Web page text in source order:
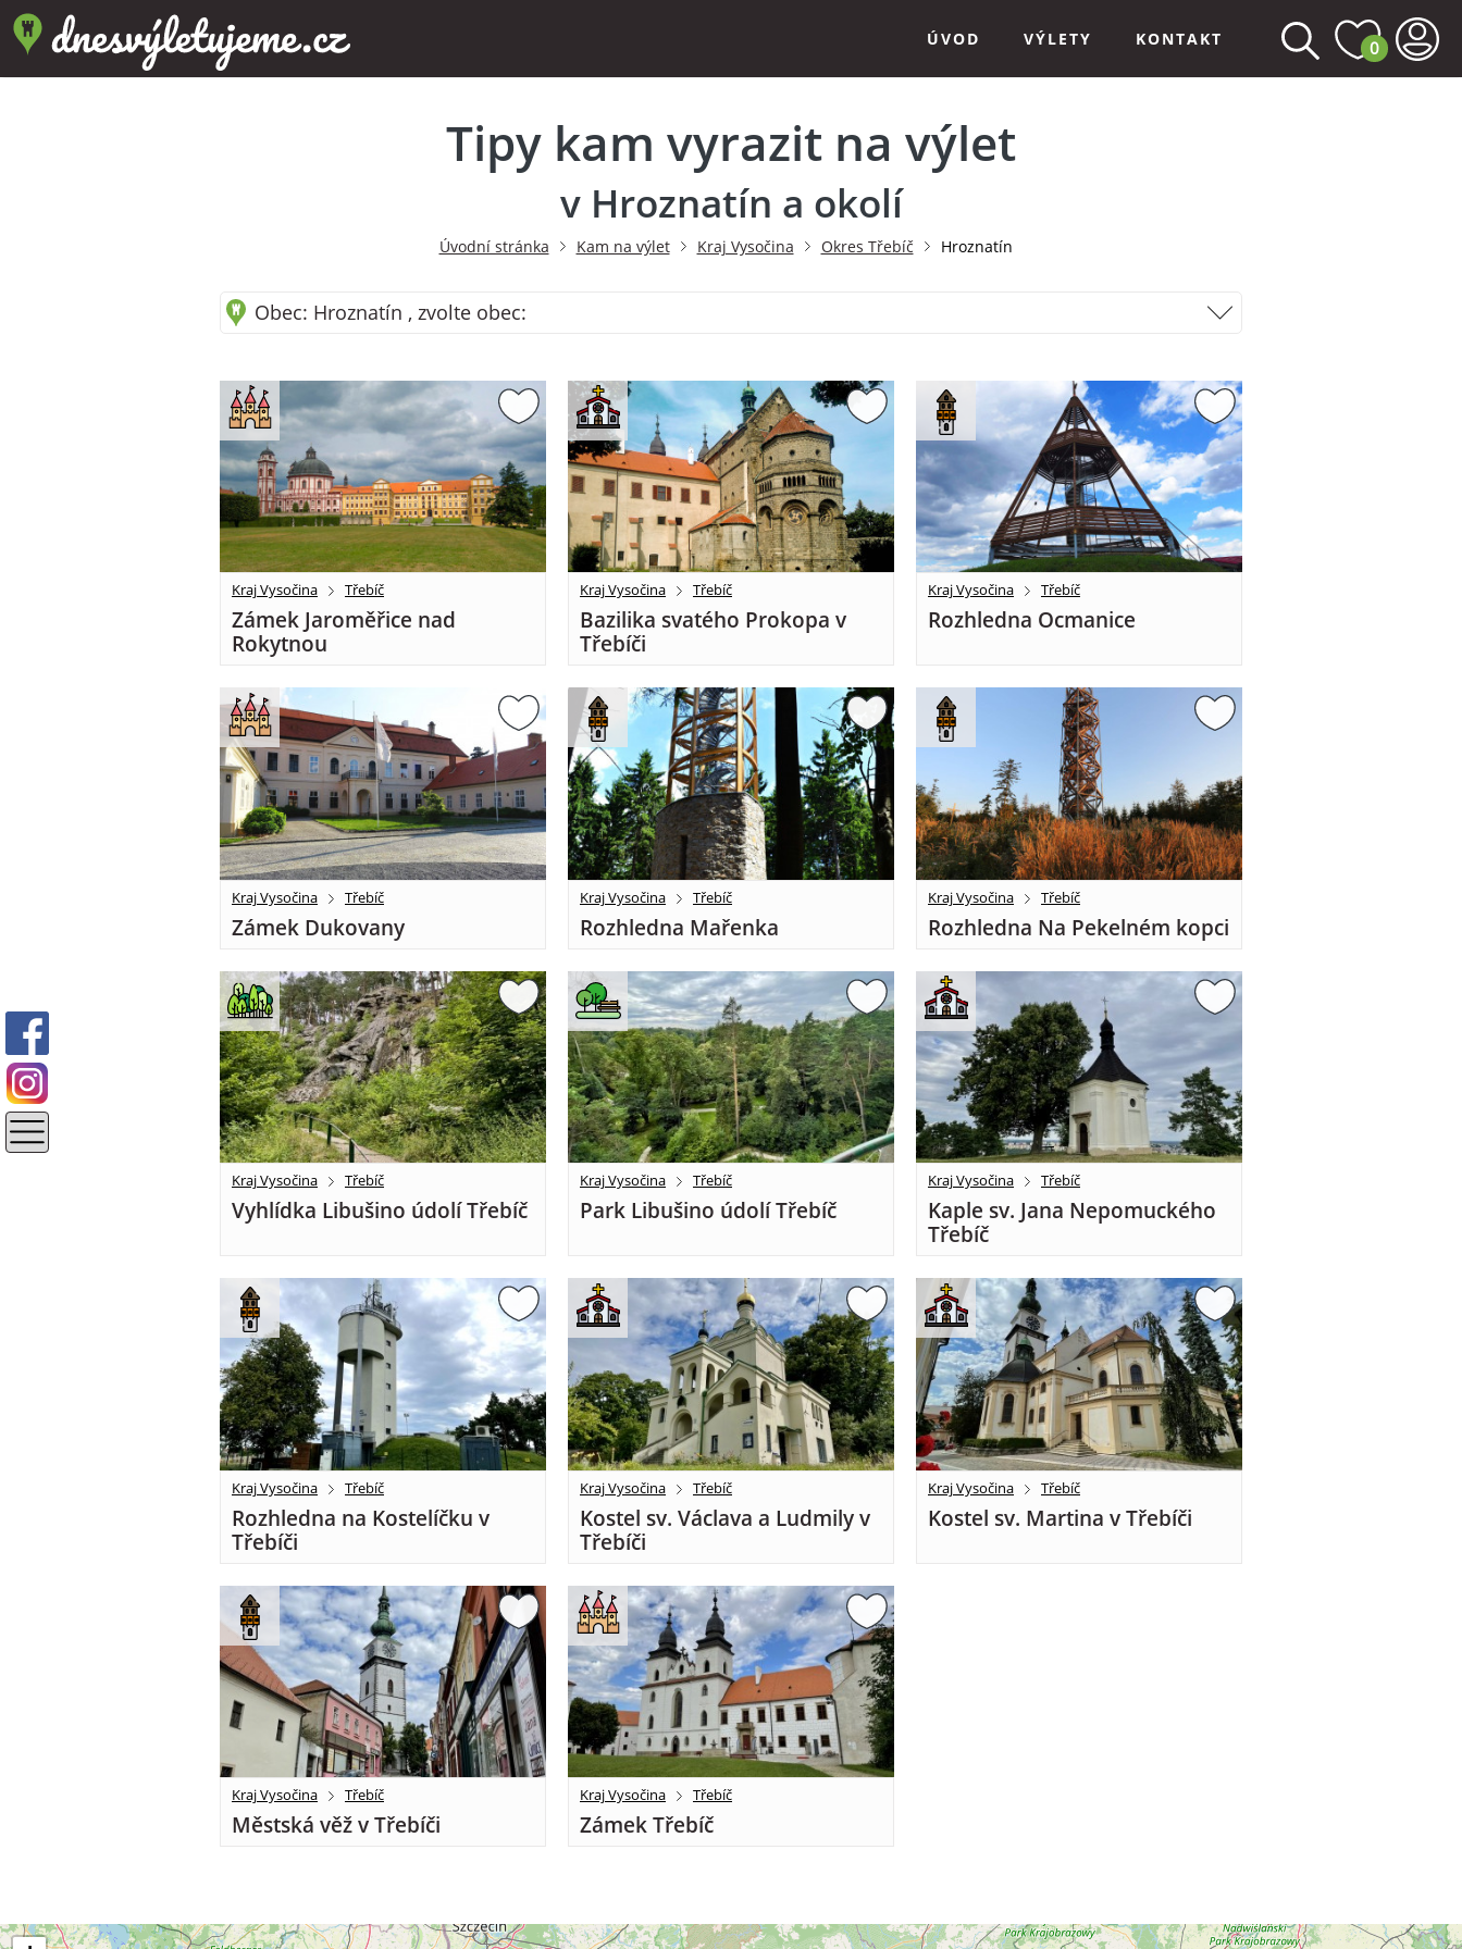
ÚVOD VÝLETY KONTAKT 0
Tipy kam vyrazit na výlet
v Hroznatín a okolí
Úvodní stránka Kam na výlet Kraj Vysočina Okres Třebíč Hroznatín
Obec: Hroznatín , zvolte obec:
Kraj Vysočina Třebíč
Zámek Jaroměřice nad
Rokytnou
Kraj Vysočina Třebíč
Bazilika svatého Prokopa v
Třebíči
Kraj Vysočina Třebíč
Rozhledna Ocmanice
Kraj Vysočina Třebíč
Zámek Dukovany
Kraj Vysočina Třebíč
Rozhledna Mařenka
Kraj Vysočina Třebíč
Rozhledna Na Pekelném kopci
Kraj Vysočina Třebíč
Vyhlídka Libušino údolí Třebíč
Kraj Vysočina Třebíč
Park Libušino údolí Třebíč
Kraj Vysočina Třebíč
Kaple sv. Jana Nepomuckého
Třebíč
Kraj Vysočina Třebíč
Rozhledna na Kostelíčku v
Třebíči
Kraj Vysočina Třebíč
Kostel sv. Václava a Ludmily v
Třebíči
Kraj Vysočina Třebíč
Kostel sv. Martina v Třebíči
Kraj Vysočina Třebíč
Městská věž v Třebíči
Kraj Vysočina Třebíč
Zámek Třebíč